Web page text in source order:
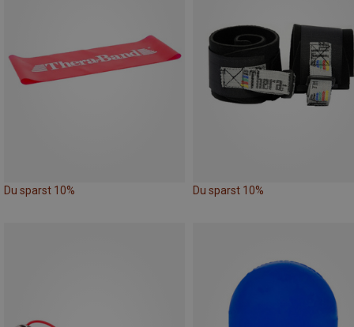
Du sparst 10% Du sparst 10%